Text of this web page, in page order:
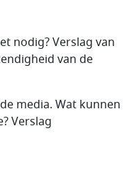
nodig? Verslag van
van de
media. Wat kunnen
Verslag